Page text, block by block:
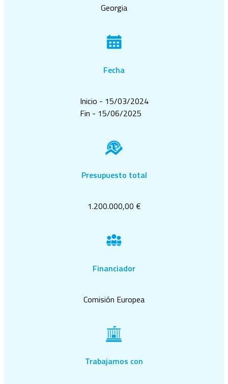
Georgia
Fecha
Inicio - 15/03/2024
Fin - 15/06/2025
Presupuesto total
1.200.000,00 €
Financiador
Comisión Europea
Trabajamos con